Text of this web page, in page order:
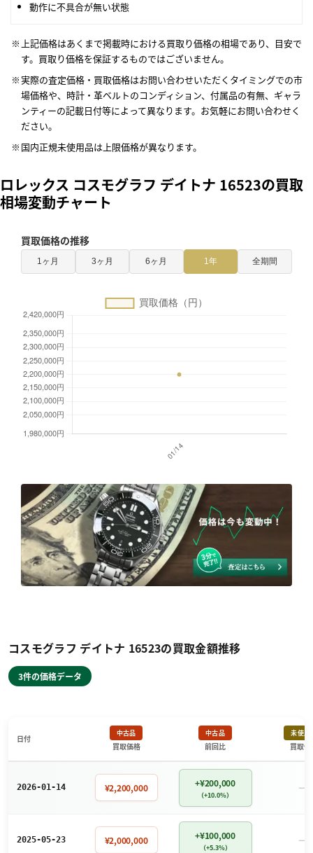
動作に不具合が無い状態
上記価格はあくまで掲載時における買取り価格の相場であり、目安で
す。買取り価格を保証するものではございません。
実際の査定価格・買取価格はお問い合わせいただくタイミングでの市
場価格や、時計・革ベルトのコンディション、付属品の有無、ギャラ
ンティーの記載日付等によって異なります。お気軽にお問い合わせく
ださい。
国内正規未使用品は上限価格が異なります。
ロレックス コスモグラフ デイトナ 16523の買取
相場変動チャート
買取価格の推移
1ヶ月 3ヶ月 6ヶ月 1年 全期間
コスモグラフ デイトナ 16523の買取金額推移
3件の価格データ
日付
中古品
買取価格
中古品
前回比
未使用
買取価
2026-01-14 ¥2,200,000 +¥200,000
（+10.0%） －
2025-05-23 ¥2,000,000 +¥100,000
（+5.3%） －